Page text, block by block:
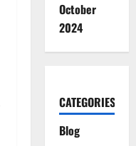
October
2024
CATEGORIES
Blog